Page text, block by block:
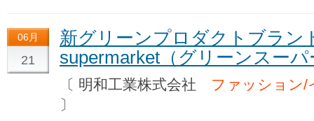
06月
21
新グリーンプロダクトブラン
supermarket（グリーンスー
〔 明和工業株式会社 ファッション/
〕